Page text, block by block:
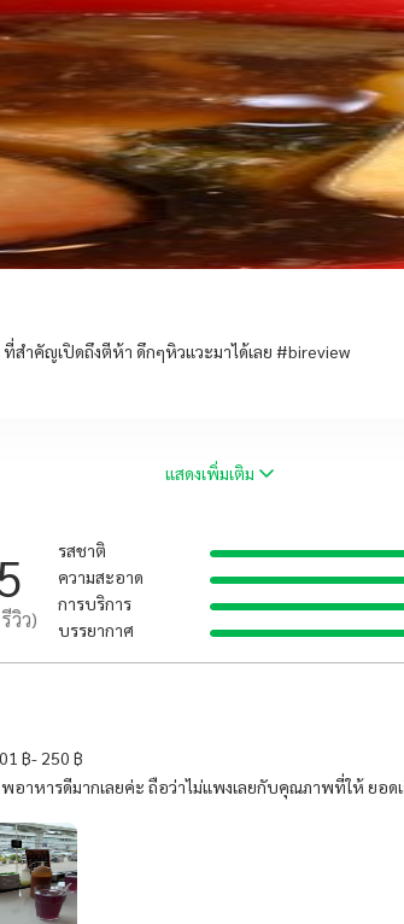
สำคัญเปิดถึงตีห้า ดึกๆหิวแวะมาได้เลย #bireview
แสดงเพิ่มเติม
รีวิว)
รสชาติ
ความสะอาด
การบริการ
บรรยากาศ
฿- 250 ฿
าหารดีมากเลยค่ะ ถือว่าไม่แพงเลยกับคุณภาพที่ให้ ยอดเ